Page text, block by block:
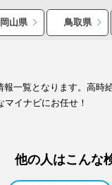
岡山県 鳥取県
一覧となります。高
イナビにお任せ！
他の人はこんな